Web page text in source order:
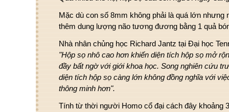
Mặc dù con số 8mm không phải là quá lớn nhưng
thêm dung lượng não tương đương bằng 1 quả
Nhà nhân chủng học Richard Jantz tại Đại học
"Hộp sọ nhô cao hơn khiến diện tích hộp sọ mở
đầy bất ngờ với giới khoa học. Song nghiên cứu
diện tích hộp sọ càng lớn không đồng nghĩa với
thông minh hơn".
Tính từ thời người Homo cổ đại cách đây khoảng